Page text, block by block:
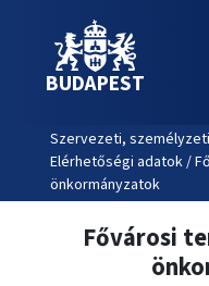
BUDAPEST
Szervezeti,
Elérhetőségi adatok /
önkormányzatok
Fővárosi